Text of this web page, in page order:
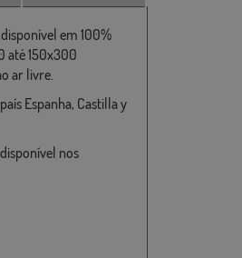
em 100%
até 150x300
ar livre.
Espanha, Castilla y
nos